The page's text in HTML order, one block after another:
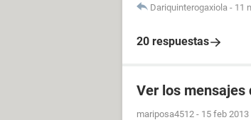
Dariquinterogaxiola - 11
20 respuestas
Ver los
mariposa4512 - 15 feb